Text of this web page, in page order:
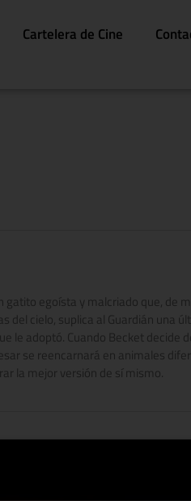
Cartelera de Cine
egoísta y malcriado que, de
del cielo, suplica al Guardián una
le adoptó. Cuando Becket decide
se reencarnará en animales
la mejor versión de sí mismo.